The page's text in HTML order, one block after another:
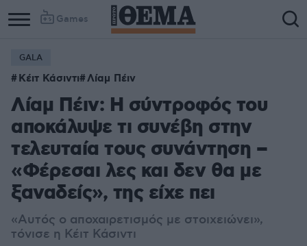
Games
GALA
Κέιτ Κάσιντι Λίαμ Πέιν
Λίαμ Πέιν: Η σύντροφός του
αποκάλυψε τι συνέβη στην
τελευταία τους συνάντηση –
«Φέρεσαι λες και δεν θα με
ξαναδείς», της είχε πει
«Αυτός ο αποχαιρετισμός με στοιχειώνει»,
τόνισε η Κέιτ Κάσιντι